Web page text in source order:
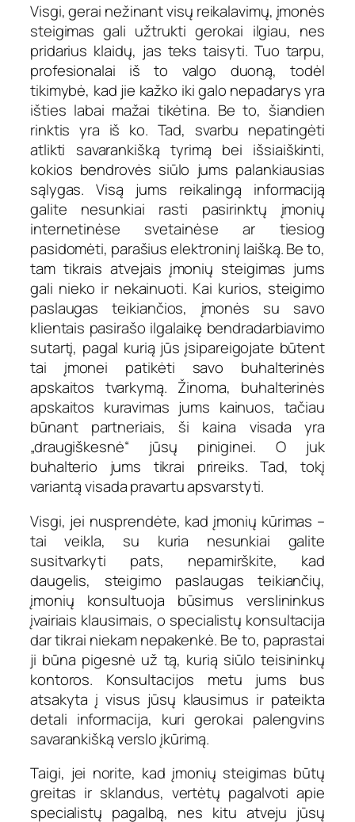
Visgi, gerai nežinant visų reikalavimų, įmonės
steigimas gali užtrukti gerokai ilgiau, nes
pridarius klaidų, jas teks taisyti. Tuo tarpu,
profesionalai iš to valgo duoną, todėl
tikimybė, kad jie kažko iki galo nepadarys yra
išties labai mažai tikėtina. Be to, šiandien
rinktis yra iš ko. Tad, svarbu nepatingėti
atlikti savarankišką tyrimą bei išsiaiškinti,
kokios bendrovės siūlo jums palankiausias
sąlygas. Visą jums reikalingą informaciją
galite nesunkiai rasti pasirinktų įmonių
internetinėse svetainėse ar tiesiog
pasidomėti, parašius elektroninį laišką. Be to,
tam tikrais atvejais įmonių steigimas jums
gali nieko ir nekainuoti. Kai kurios, steigimo
paslaugas teikiančios, įmonės su savo
klientais pasirašo ilgalaikę bendradarbiavimo
sutartį, pagal kurią jūs įsipareigojate būtent
tai įmonei patikėti savo buhalterinės
apskaitos tvarkymą. Žinoma, buhalterinės
apskaitos kuravimas jums kainuos, tačiau
būnant partneriais, ši kaina visada yra
„draugiškesnė“ jūsų piniginei. O juk
buhalterio jums tikrai prireiks. Tad, tokį
variantą visada pravartu apsvarstyti.
Visgi, jei nusprendėte, kad įmonių kūrimas –
tai veikla, su kuria nesunkiai galite
susitvarkyti pats, nepamirškite, kad
daugelis, steigimo paslaugas teikiančių,
įmonių konsultuoja būsimus verslininkus
įvairiais klausimais, o specialistų konsultacija
dar tikrai niekam nepakenkė. Be to, paprastai
ji būna pigesnė už tą, kurią siūlo teisininkų
kontoros. Konsultacijos metu jums bus
atsakyta į visus jūsų klausimus ir pateikta
detali informacija, kuri gerokai palengvins
savarankišką verslo įkūrimą.
Taigi, jei norite, kad įmonių steigimas būtų
greitas ir sklandus, vertėtų pagalvoti apie
specialistų pagalbą, nes kitu atveju jūsų